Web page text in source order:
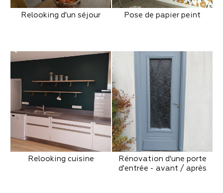
Relooking d'un séjour Pose de papier peint
Relooking cuisine
Rénovation d'une porte
d'entrée - avant / après